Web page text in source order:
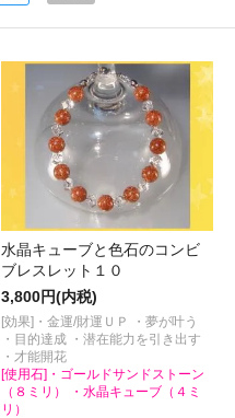
水晶キューブと色石のコンビ
ブレスレット１０
3,800円(内税)
[効果]・金運/財運ＵＰ ・夢が叶う
・目的達成 ・潜在能力を引き出す
・才能開花
[使用石]・ゴールドサンドストーン
（８ミリ） ・水晶キューブ（４ミ
リ）